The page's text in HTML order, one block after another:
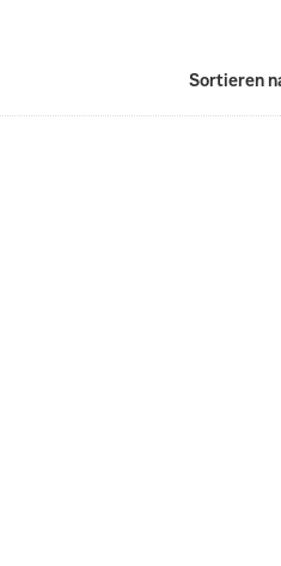
Sortieren